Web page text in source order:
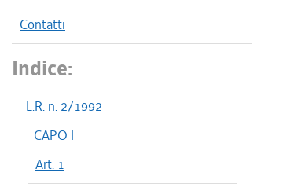
Contatti
Indice:
L.R. n. 2/1992
CAPO I
Art. 1